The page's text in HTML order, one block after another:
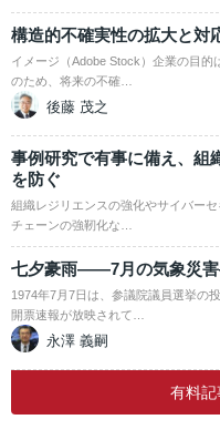
構造的不確実性の拡大と対
イメージ（Adobe Stock）企業の目的
のため、将来の不確…
後藤 茂之
事例研究で有事に備え、組
を防ぐ
組織レジリエンスの強化やサイバー
チェーンの強靭化な…
七夕豪雨――7月の気象災
1974年7月7日は、参議院議員選挙の
開票速報が放映されて…
永澤 義嗣
有料記